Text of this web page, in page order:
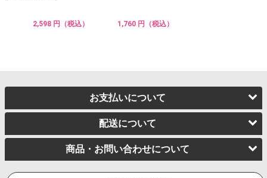
2,598 円（税込） 1,760 円（税込）
お支払いについて
配送について
商品・お問い合わせについて